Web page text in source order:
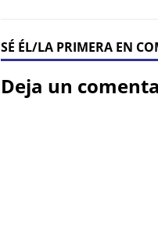
SÉ ÉL/LA PRIMERA EN
Deja un